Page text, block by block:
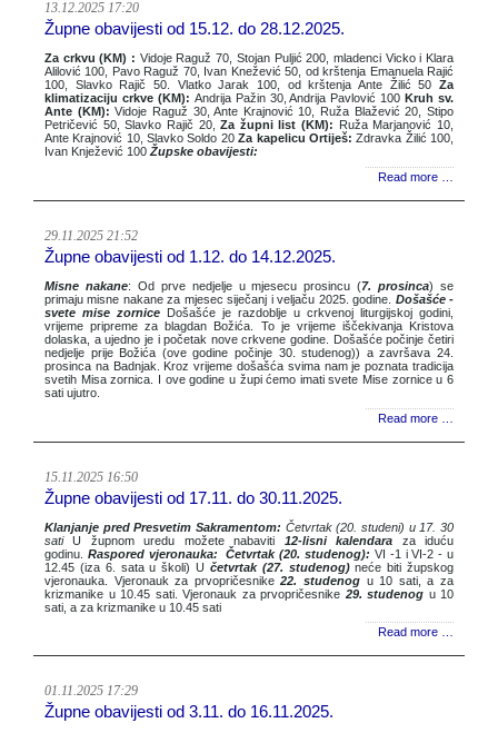
13.12.2025 17:20
Župne obavijesti od 15.12. do 28.12.2025.
Za crkvu (KM) : Vidoje Raguž 70, Stojan Puljić 200, mladenci Vicko i Klara
Alilović 100, Pavo Raguž 70, Ivan Knežević 50, od krštenja Emanuela Rajić
100, Slavko Rajič 50. Vlatko Jarak 100, od krštenja Ante Žilić 50 Za
klimatizaciju crkve (KM): Andrija Pažin 30, Andrija Pavlović 100 Kruh sv.
Ante (KM):Vidoje Raguž 30, Ante Krajnović 10, Ruža Blažević 20, Stipo
Petričević 50, Slavko Rajič 20,Za župni list (KM):
Ruža Marjanović 10,
Ante Krajnović 10, Slavko Soldo 20Za kapelicu Ortiješ:Zdravka Žilić 100,
Ivan Knježević 100 Župske obavijesti:
Read more …
29.11.2025 21:52
Župne obavijesti od 1.12. do 14.12.2025.
Misne nakane: Od prve nedjelje u mjesecu prosincu (7. prosinca) se
primaju misne nakane za mjesec siječanj i veljaču 2025. godine. Došašće -
svete mise zornice Došašće je razdoblje u crkvenoj liturgijskoj godini,
vrijeme pripreme za blagdan Božića. To je vrijeme iščekivanja Kristova
dolaska, a ujedno je i početak nove crkvene godine. Došašće počinje četiri
nedjelje prije Božića (ove godine počinje 30. studenog)) a završava 24.
prosinca na Badnjak. Kroz vrijeme došašća svima nam je poznata tradicija
svetih Misa zornica. I ove godine u župi ćemo imati svete Mise zornice u 6
sati ujutro.
Read more …
15.11.2025 16:50
Župne obavijesti od 17.11. do 30.11.2025.
Klanjanje pred Presvetim Sakramentom: Četvrtak (20. studeni) u 17. 30
satiU župnom uredu možete nabaviti 12-lisni kalendara za iduću
godinu. Raspored vjeronauka: Četvrtak (20. studenog): VI -1 i VI-2 - u
12.45 (iza 6. sata u školi) U četvrtak (27. studenog)neće biti župskog
vjeronauka. Vjeronauk za prvopričesnike22. studenog u 10 sati, a za
krizmanike u 10.45 sati. Vjeronauk za prvopričesnike 29. studenog u 10
sati, a za krizmanike u 10.45 sati
Read more …
01.11.2025 17:29
Župne obavijesti od 3.11. do 16.11.2025.